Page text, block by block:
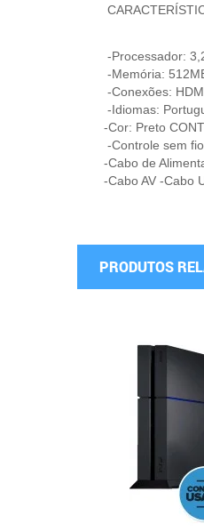
-Processador:
-Memória:
-Conexões:
-Idiomas:
-Cor: Preto
-Controle sem
-Cabo de
-Cabo AV -Cabo
PRODUTOS